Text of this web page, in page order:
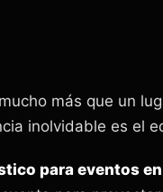
más que un
inolvidable es el
para eventos